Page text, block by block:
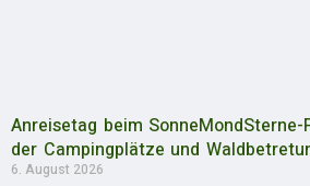
Anreisetag beim
der Campingplätze und
6. August 2026